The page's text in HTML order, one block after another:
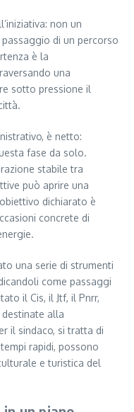
non un
di un percorso
è la
una
sotto pressione il
è netto:
fase da solo.
stabile tra
può aprire una
dichiarato è
concrete di
una serie di strumenti
come passaggi
il Cis, il Jtf, il Pnrr,
destinate alla
il sindaco, si tratta di
rapidi, possono
e turistica del